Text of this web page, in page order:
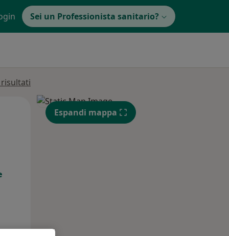
Sei un Professionista sanitario?
Ven, Sab,
15 Ago
Espandi mappa